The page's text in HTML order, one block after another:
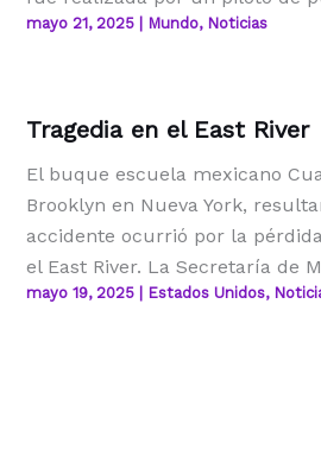
mayo 21, 2025 Mundo, Noticias
Tragedia en el East River
El buque escuela mexicano
Brooklyn en Nueva York,
accidente ocurrió por la
el East River. La Secretaría de
mayo 19, 2025 Estados Unidos,